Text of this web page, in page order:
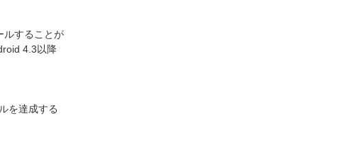
ルすることが
4.3以降
を達成する